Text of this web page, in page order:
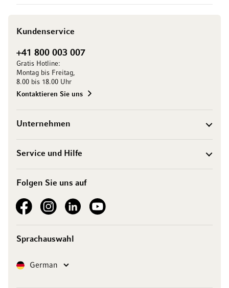
Kundenservice
+41 800 003 007
Gratis Hotline:
Montag bis Freitag,
8.00 bis 18.00 Uhr
Kontaktieren Sie uns
Unternehmen
Service und Hilfe
Folgen Sie uns auf
See our FacebookSee our Instagram account
See our LinkedInSee our YouTube channel
Sprachauswahl
SpracheGerman